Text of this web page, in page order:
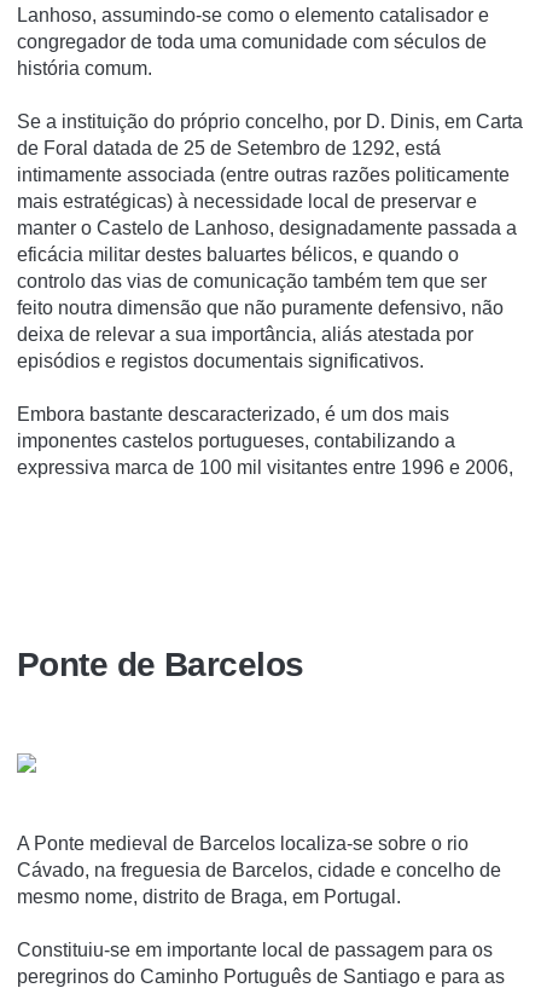
Lanhoso, assumindo-se como o elemento catalisador e
congregador de toda uma comunidade com séculos de
história comum.
Se a instituição do próprio concelho, por D. Dinis, em Carta
de Foral datada de 25 de Setembro de 1292, está
intimamente associada (entre outras razões politicamente
mais estratégicas) à necessidade local de preservar e
manter o Castelo de Lanhoso, designadamente passada a
eficácia militar destes baluartes bélicos, e quando o
controlo das vias de comunicação também tem que ser
feito noutra dimensão que não puramente defensivo, não
deixa de relevar a sua importância, aliás atestada por
episódios e registos documentais significativos.
Embora bastante descaracterizado, é um dos mais
imponentes castelos portugueses, contabilizando a
expressiva marca de 100 mil visitantes entre 1996 e 2006,
Ponte de Barcelos
A Ponte medieval de Barcelos localiza-se sobre o rio
Cávado, na freguesia de Barcelos, cidade e concelho de
mesmo nome, distrito de Braga, em Portugal.
Constituiu-se em importante local de passagem para os
peregrinos do Caminho Português de Santiago e para as